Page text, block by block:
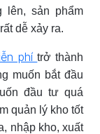
lên, sản phẩm
dễ xảy ra.
phítrở thành
muốn bắt đầu
đầu tư quá
quản lý kho tốt
nhập kho, xuất